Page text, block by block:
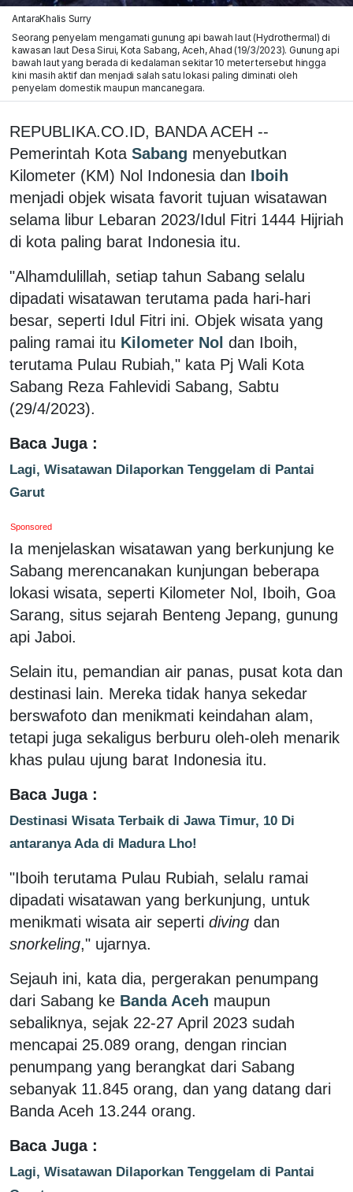
AntaraKhalis Surry
Seorang penyelam mengamati gunung api bawah laut (Hydrothermal) di
kawasan laut Desa Sirui, Kota Sabang, Aceh, Ahad (19/3/2023). Gunung api
bawah laut yang berada di kedalaman sekitar 10 meter tersebut hingga
kini masih aktif dan menjadi salah satu lokasi paling diminati oleh
penyelam domestik maupun mancanegara.
REPUBLIKA.CO.ID, BANDA ACEH --
Pemerintah Kota Sabang menyebutkan
Kilometer (KM) Nol Indonesia dan Iboih
menjadi objek wisata favorit tujuan wisatawan
selama libur Lebaran 2023/Idul Fitri 1444 Hijriah
di kota paling barat Indonesia itu.
"Alhamdulillah, setiap tahun Sabang selalu
dipadati wisatawan terutama pada hari-hari
besar, seperti Idul Fitri ini. Objek wisata yang
paling ramai itu Kilometer Nol dan Iboih,
terutama Pulau Rubiah," kata Pj Wali Kota
Sabang Reza Fahlevidi Sabang, Sabtu
(29/4/2023).
Baca Juga :
Lagi, Wisatawan Dilaporkan Tenggelam di Pantai
Garut
Sponsored
Ia menjelaskan wisatawan yang berkunjung ke
Sabang merencanakan kunjungan beberapa
lokasi wisata, seperti Kilometer Nol, Iboih, Goa
Sarang, situs sejarah Benteng Jepang, gunung
api Jaboi.
Selain itu, pemandian air panas, pusat kota dan
destinasi lain. Mereka tidak hanya sekedar
berswafoto dan menikmati keindahan alam,
tetapi juga sekaligus berburu oleh-oleh menarik
khas pulau ujung barat Indonesia itu.
Baca Juga :
Destinasi Wisata Terbaik di Jawa Timur, 10 Di
antaranya Ada di Madura Lho!
"Iboih terutama Pulau Rubiah, selalu ramai
dipadati wisatawan yang berkunjung, untuk
menikmati wisata air seperti diving dan
snorkeling," ujarnya.
Sejauh ini, kata dia, pergerakan penumpang
dari Sabang ke Banda Aceh maupun
sebaliknya, sejak 22-27 April 2023 sudah
mencapai 25.089 orang, dengan rincian
penumpang yang berangkat dari Sabang
sebanyak 11.845 orang, dan yang datang dari
Banda Aceh 13.244 orang.
Baca Juga :
Lagi, Wisatawan Dilaporkan Tenggelam di Pantai